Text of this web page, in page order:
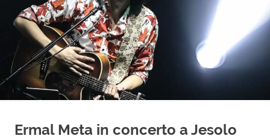
Ermal Meta in concerto a Jesolo